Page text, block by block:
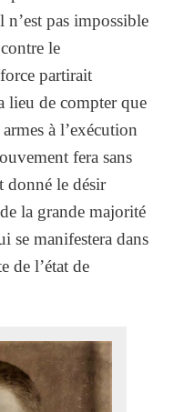
pas impossible
le
partirait
lieu de compter que
à l’exécution
fera sans
donné le désir
la grande majorité
se manifestera dans
de l’état de